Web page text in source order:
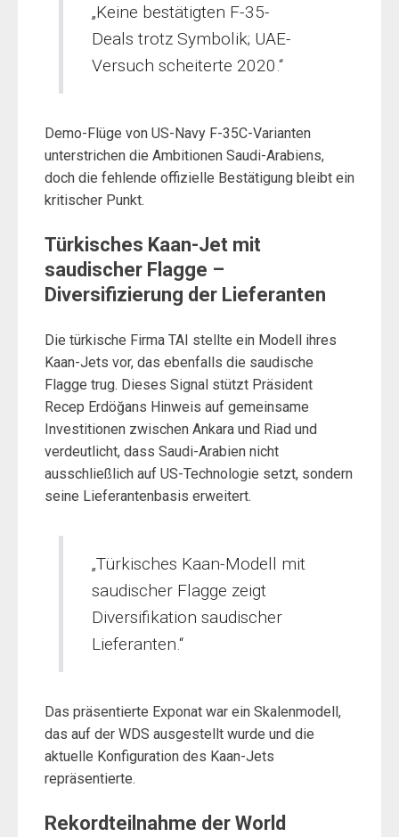
„Keine bestätigten F-35-
Deals trotz Symbolik; UAE-
Versuch scheiterte 2020.“
Demo-Flüge von US-Navy F-35C-Varianten
unterstrichen die Ambitionen Saudi-Arabiens,
doch die fehlende offizielle Bestätigung bleibt ein
kritischer Punkt.
Türkisches Kaan-Jet mit
saudischer Flagge –
Diversifizierung der Lieferanten
Die türkische Firma TAI stellte ein Modell ihres
Kaan-Jets vor, das ebenfalls die saudische
Flagge trug. Dieses Signal stützt Präsident
Recep Erdöğans Hinweis auf gemeinsame
Investitionen zwischen Ankara und Riad und
verdeutlicht, dass Saudi-Arabien nicht
ausschließlich auf US-Technologie setzt, sondern
seine Lieferantenbasis erweitert.
„Türkisches Kaan-Modell mit
saudischer Flagge zeigt
Diversifikation saudischer
Lieferanten.“
Das präsentierte Exponat war ein Skalenmodell,
das auf der WDS ausgestellt wurde und die
aktuelle Konfiguration des Kaan-Jets
repräsentierte.
Rekordteilnahme der World